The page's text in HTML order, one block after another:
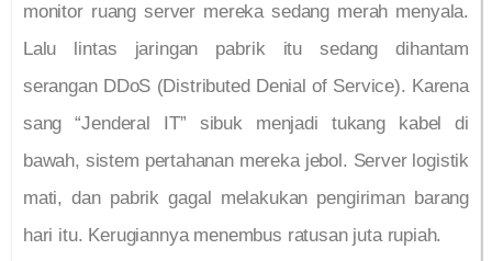
monitor ruang server mereka sedang merah menyala.
Lalu lintas jaringan pabrik itu sedang dihantam
serangan DDoS (Distributed Denial of Service). Karena
sang “Jenderal IT” sibuk menjadi tukang kabel di
bawah, sistem pertahanan mereka jebol. Server logistik
mati, dan pabrik gagal melakukan pengiriman barang
hari itu. Kerugiannya menembus ratusan juta rupiah.